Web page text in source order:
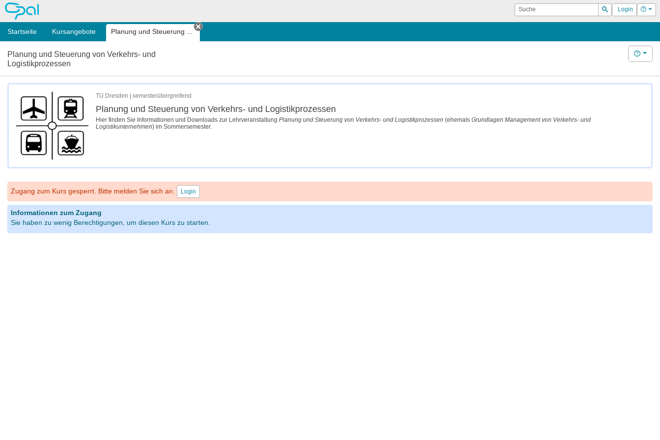
OPAL Suche
Suchen
Login Hilfe
Startseite Kursangebote Planung und Steuerung ...
Tab schließen
Planung und Steuerung von Verkehrs- und
Logistikprozessen
Hilfe
TU Dresden | semesterübergreifend
Planung und Steuerung von Verkehrs- und Logistikprozessen
Hier finden Sie Informationen und Downloads zur Lehrveranstaltung Planung und Steuerung von Verkehrs- und Logistikprozessen (ehemals Grundlagen Management von Verkehrs- und
Logistikunternehmen) im Sommersemester.
Zugang zum Kurs gesperrt. Bitte melden Sie sich an. Login
Informationen zum Zugang
Sie haben zu wenig Berechtigungen, um diesen Kurs zu starten.